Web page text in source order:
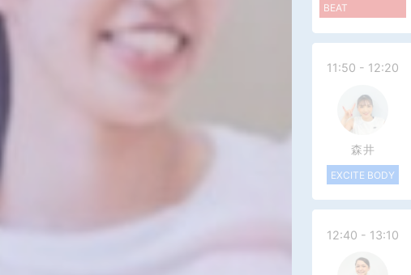
BEAT
11:50 - 12:20
森井
EXCITE BODY
12:40 - 13:10